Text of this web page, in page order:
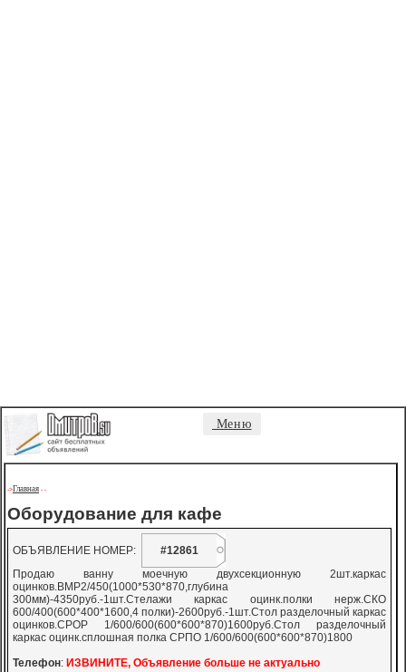
Меню
->Главная - -
Оборудование для кафе
ОБЪЯВЛЕНИЕ НОМЕР:
#12861
Продаю ванну моечную двухсекционную 2шт.каркас
оцинков.ВМР2/450(1000*530*870,глубина
300мм)-4350руб.-1шт.Стелажи каркас оцинк.полки нерж.СКО
600/400(600*400*1600,4 полки)-2600руб.-1шт.Стол разделочный каркас
оцинков.СРОР 1/600/600(600*600*870)1600руб.Стол разделочный
каркас оцинк.сплошная полка СРПО 1/600/600(600*600*870)1800
Телефон: ИЗВИНИТЕ, Объявление больше не актуально